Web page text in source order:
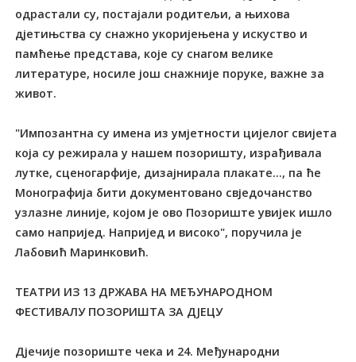
одрастали су, постајали родитељи, а њихова
дјетињства су снажно укоријењена у искуство и
памћење представа, које су снагом велике
литературе, носиле још снажније поруке, важне за
живот.
"Импозантна су имена из умјетности цијелог свијета
која су режирала у нашем позоришту, израђивала
лутке, сценогарфије, дизајнирала плакате..., па ће
Монографија бити документовано свједочанство
узлазне линије, којом је ово Позориште увијек ишло
само напријед. Напријед и високо", поручила је
Лабовић Маринковић.
ТЕАТРИ ИЗ 13 ДРЖАВА НА МЕЂУНАРОДНОМ
ФЕСТИВАЛУ ПОЗОРИШТА ЗА ДЈЕЦУ
Дјечије позориште чека и 24. Међународни